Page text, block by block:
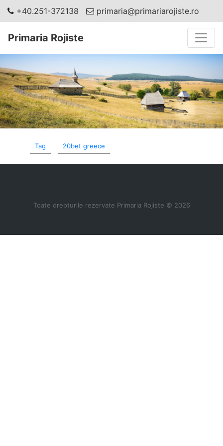
+40.251-372138 primaria@primariarojiste.ro
Primaria Rojiste
Tag 20bet greece
Toate drepturile rezervate Primaria Rojiste © 2026